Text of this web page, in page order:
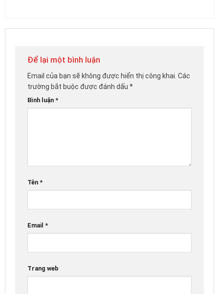
Để lại một bình luận
Email của bạn sẽ không được hiển thị công khai. Các
trường bắt buộc được đánh dấu *
Bình luận *
Tên *
Email *
Trang web